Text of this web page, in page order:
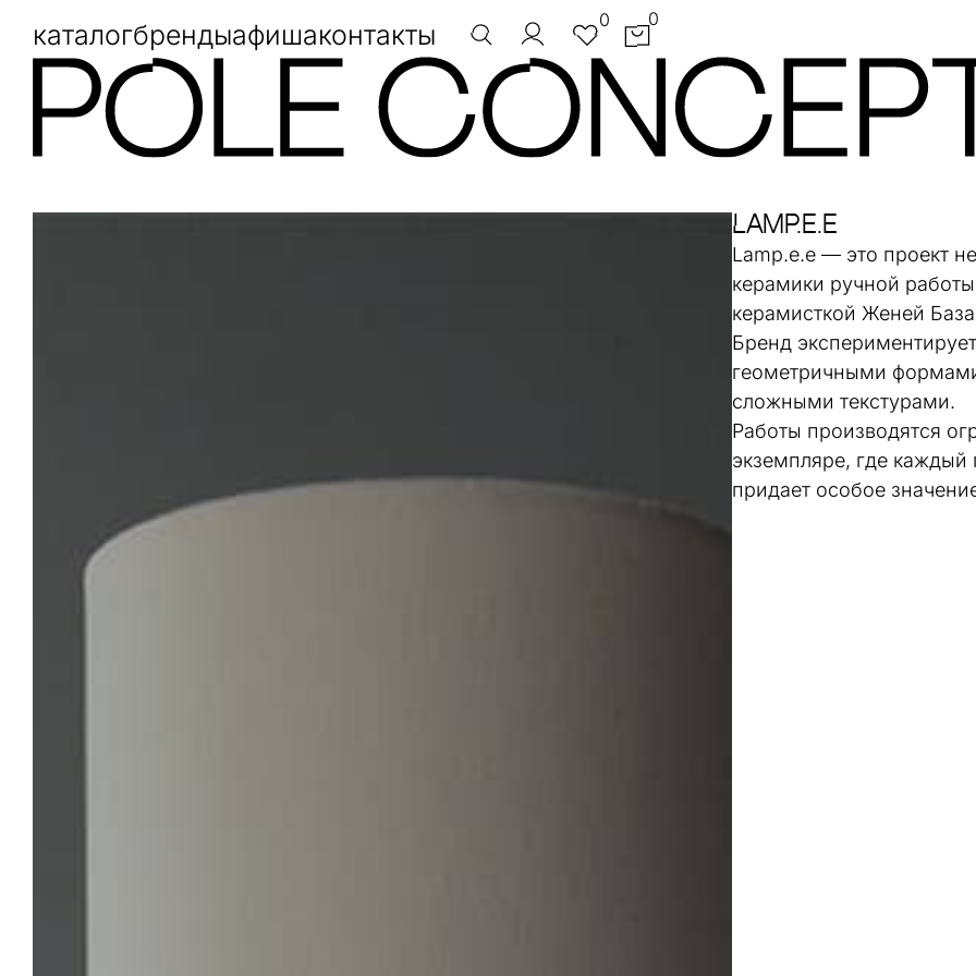
каталогбрендыафишаконтакты 0 0
Lamp.e.e
Lamp.e.e — это проект
керамики ручной
керамисткой Женей
Бренд
геометричными
сложными текстурами.
Работы производятся
экземпляре, где
придает особое